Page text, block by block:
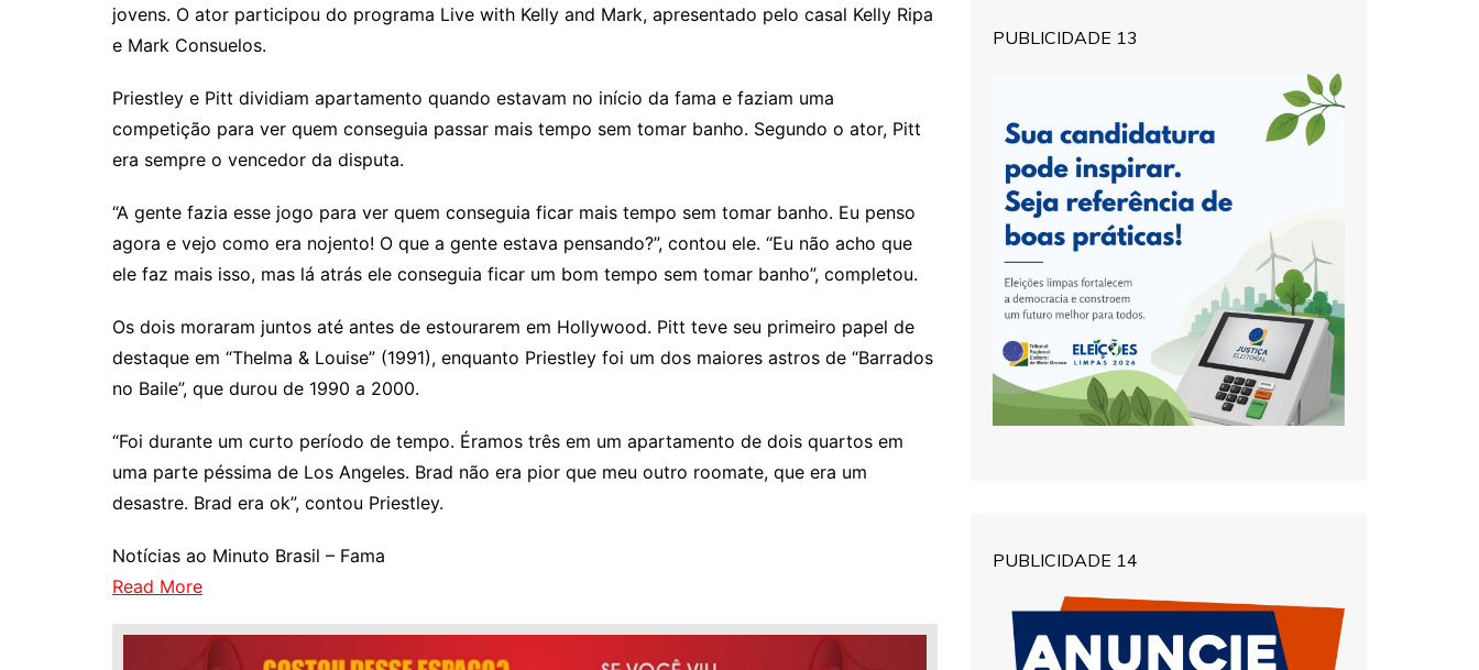
jovens. O ator participou do programa Live with Kelly and Mark, apresentado pelo casal Kelly Ripa
e Mark Consuelos.
Priestley e Pitt dividiam apartamento quando estavam no início da fama e faziam uma
competição para ver quem conseguia passar mais tempo sem tomar banho. Segundo o ator, Pitt
era sempre o vencedor da disputa.
“A gente fazia esse jogo para ver quem conseguia ficar mais tempo sem tomar banho. Eu penso
agora e vejo como era nojento! O que a gente estava pensando?”, contou ele. “Eu não acho que
ele faz mais isso, mas lá atrás ele conseguia ficar um bom tempo sem tomar banho”, completou.
Os dois moraram juntos até antes de estourarem em Hollywood. Pitt teve seu primeiro papel de
destaque em “Thelma & Louise” (1991), enquanto Priestley foi um dos maiores astros de “Barrados
no Baile”, que durou de 1990 a 2000.
“Foi durante um curto período de tempo. Éramos três em um apartamento de dois quartos em
uma parte péssima de Los Angeles. Brad não era pior que meu outro roomate, que era um
desastre. Brad era ok”, contou Priestley.
Notícias ao Minuto Brasil – Fama
Read More
PUBLICIDADE 13
PUBLICIDADE 14